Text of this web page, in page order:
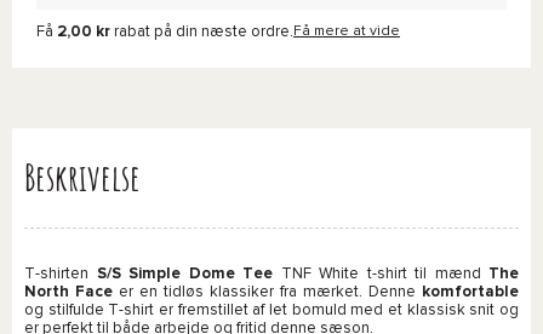
Få 2,00 kr rabat på din næste ordre. Få mere at vide
Beskrivelse
T-shirten S/S Simple Dome Tee TNF White t-shirt til mænd The
North Face er en tidløs klassiker fra mærket. Denne
komfortable
og stilfulde T-shirt er fremstillet af let bomuld med et klassisk snit og
er perfekt til både arbejde og fritid denne sæson.